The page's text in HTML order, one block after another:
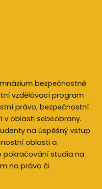
bezpečnostně
vzdělávací program
právo, bezpečnostní
v oblasti sebeobrany.
na úspěšný vstup
oblasti a
pokračování studia na
na právo či